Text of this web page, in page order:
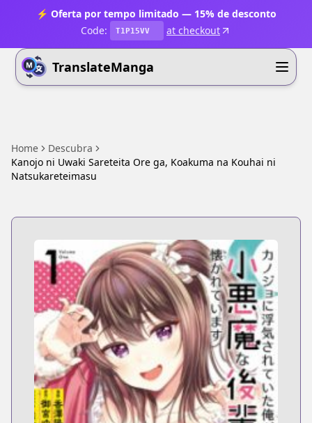
⚡ Oferta por tempo limitado — 15% de desconto
Code:
T1P15VV at checkout
TranslateManga
Home
Descubra
Kanojo ni Uwaki Sareteita Ore ga, Koakuma na Kouhai ni
Natsukareteimasu